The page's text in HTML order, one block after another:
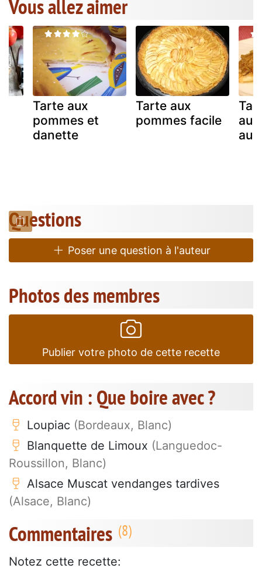
Vous allez aimer
Tarte aux
pommes et
danette
Tarte aux
pommes facile
au
Questions
Poser une question à l'auteur
Photos des membres
Publier votre photo de cette recette
Accord vin : Que boire avec ?
Loupiac (Bordeaux, Blanc)
Blanquette de Limoux (Languedoc-
Roussillon, Blanc)
Alsace Muscat vendanges tardives
(Alsace, Blanc)
Commentaires
Notez cette recette: